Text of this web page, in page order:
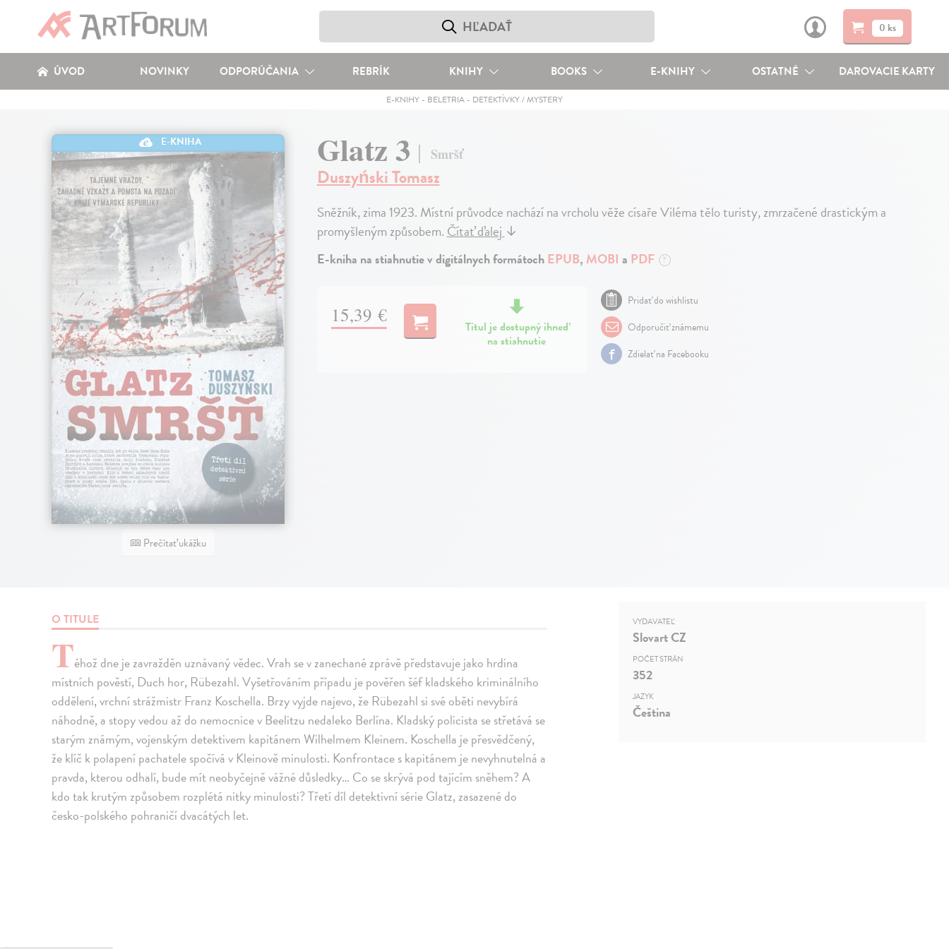
0 ks
ÚVOD NOVINKY ODPORÚČANIA REBRÍK KNIHY BOOKS E-KNIHY OSTATNÉ DAROVACIE KARTY
E-KNIHY- BELETRIA- DETEKTÍVKY / MYSTERY
E-KNIHA
Prečítať ukážku
Glatz 3 Smršť
Duszyński Tomasz
Sněžník, zima 1923. Místní průvodce nachází na vrcholu věže císaře Viléma tělo turisty, zmrzačené drastickým a
promyšleným způsobem.Čítať ďalej↓
E-kniha na stiahnutie v digitálnych formátochEPUB, MOBI a PDF ?
15,39 €
Titul je dostupný ihneď
na stiahnutie
Pridať do wishlistu
Odporučiť známemu
Zdielať na Facebooku
O TITULE
Téhož dne je zavražděn uznávaný vědec. Vrah se v zanechané zprávě představuje jako hrdina
místních pověstí, Duch hor, Rübezahl. Vyšetřováním případu je pověřen šéf kladského kriminálního
oddělení, vrchní strážmistr Franz Koschella. Brzy vyjde najevo, že Rübezahl si své oběti nevybírá
náhodně, a stopy vedou až do nemocnice v Beelitzu nedaleko Berlína. Kladský policista se střetává se
starým známým, vojenským detektivem kapitánem Wilhelmem Kleinem. Koschella je přesvědčený,
že klíč k polapení pachatele spočívá v Kleinově minulosti. Konfrontace s kapitánem je nevyhnutelná a
pravda, kterou odhalí, bude mít neobyčejně vážné důsledky… Co se skrývá pod tajícím sněhem? A
kdo tak krutým způsobem rozplétá nitky minulosti? Třetí díl detektivní série Glatz, zasazené do
česko-polského pohraničí dvacátých let.
VYDAVATEĽ
Slovart CZ
POČET STRÁN
352
JAZYK
Čeština